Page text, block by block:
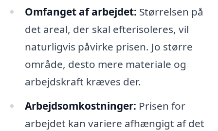
Omfanget af arbejdet: Størrelsen på
det areal, der skal efterisoleres, vil
naturligvis påvirke prisen. Jo større
område, desto mere materiale og
arbejdskraft kræves der.
Arbejdsomkostninger: Prisen for
arbejdet kan variere afhængigt af det